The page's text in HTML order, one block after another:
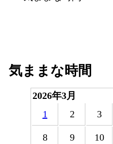
気ままな時間
2026年3月
1
2 3
8 9 10